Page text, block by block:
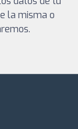
la misma o